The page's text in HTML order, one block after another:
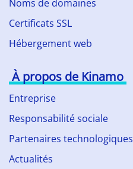
Noms de domaines
Certificats SSL
Hébergement web
À propos de Kinamo
Entreprise
Responsabilité sociale
Partenaires technologiques
Actualités